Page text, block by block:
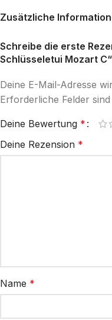
Zusätzliche
Schreibe die erste
Schlüsseletui Mozart C“
Deine E-Mail-Adresse
Erforderliche Felder
Deine Bewertung *
Deine Rezension *
Name *